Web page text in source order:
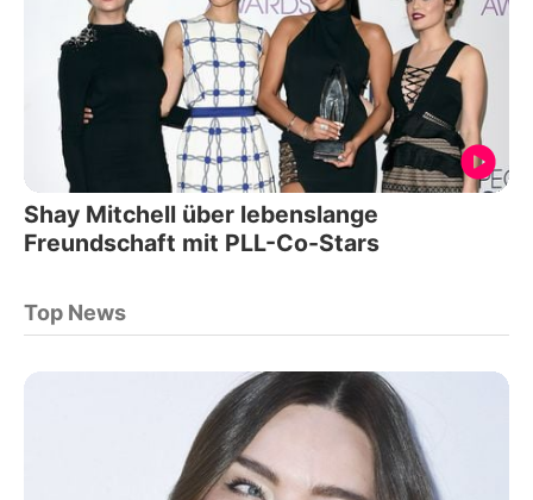
Shay Mitchell über lebenslange
Freundschaft mit PLL-Co-Stars
Top News